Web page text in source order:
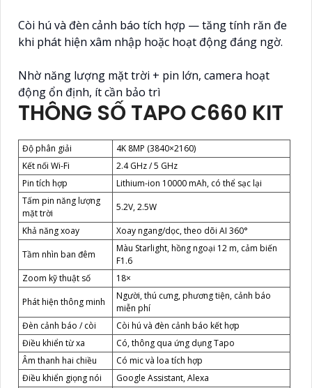
Còi hú và đèn cảnh báo tích hợp — tăng tính răn đe
khi phát hiện xâm nhập hoặc hoạt động đáng ngờ.
Nhờ năng lượng mặt trời + pin lớn, camera hoạt
động ổn định, ít cần bảo trì
THÔNG SỐ TAPO C660 KIT
Độ phân giải
4K 8MP (3840×2160)
Kết nối Wi-Fi
2.4 GHz / 5 GHz
Pin tích hợp
Lithium-ion 10000 mAh, có thể sạc lại
Tấm pin năng lượng
mặt trời
5.2V, 2.5W
Khả năng xoay
Xoay ngang/dọc, theo dõi AI 360°
Tầm nhìn ban đêm
Màu Starlight, hồng ngoại 12 m, cảm biến
F1.6
Zoom kỹ thuật số
18×
Phát hiện thông minh
Người, thú cưng, phương tiện, cảnh báo
miễn phí
Đèn cảnh báo / còi
Còi hú và đèn cảnh báo kết hợp
Điều khiển từ xa
Có, thông qua ứng dụng Tapo
Âm thanh hai chiều
Có mic và loa tích hợp
Điều khiển giọng nói
Google Assistant, Alexa